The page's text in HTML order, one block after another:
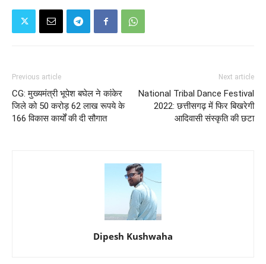
Previous article
CG: मुख्यमंत्री भूपेश बघेल ने कांकेर
जिले को 50 करोड़ 62 लाख रूपये के
166 विकास कार्यों की दी सौगात
Next article
National Tribal Dance Festival
2022: छत्तीसगढ़ में फिर बिखरेगी
आदिवासी संस्कृति की छटा
Dipesh Kushwaha